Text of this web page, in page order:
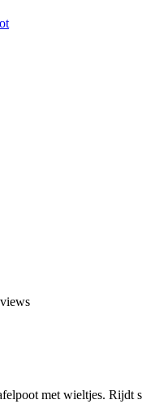
met wieltjes. Rijdt